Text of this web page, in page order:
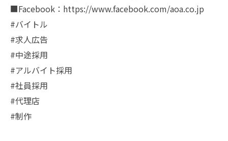
■Facebook：https://www.facebook.com/aoa.co.jp
#バイトル
#求人広告
#中途採用
#アルバイト採用
#社員採用
#代理店
#制作